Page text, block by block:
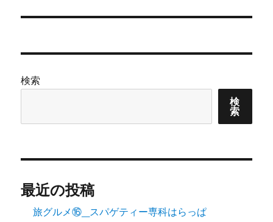
ビ
シ
検索
検
索
最近の投稿
旅グルメ⑯_スパゲティー専科はらっぱ